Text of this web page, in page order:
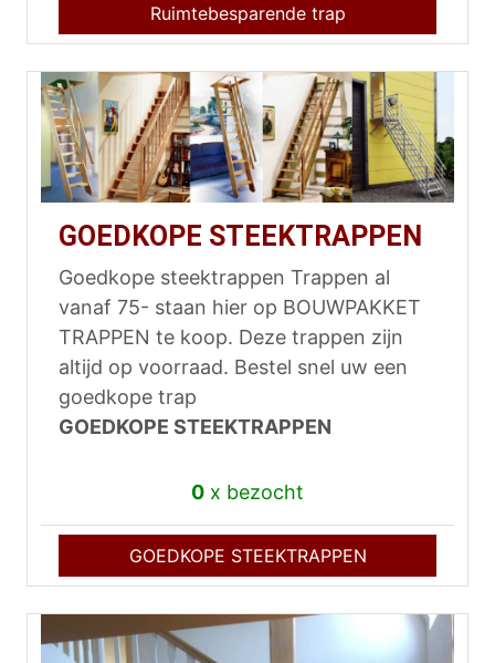
Ruimtebesparende trap
GOEDKOPE STEEKTRAPPEN
Goedkope steektrappen Trappen al
vanaf 75- staan hier op BOUWPAKKET
TRAPPEN te koop. Deze trappen zijn
altijd op voorraad. Bestel snel uw een
goedkope trap
GOEDKOPE STEEKTRAPPEN
0 x bezocht
GOEDKOPE STEEKTRAPPEN